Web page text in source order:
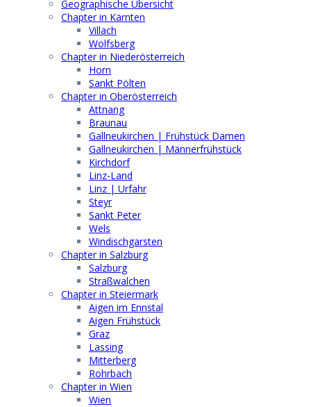
Geographische Übersicht
Chapter in Kärnten
Villach
Wolfsberg
Chapter in Niederösterreich
Horn
Sankt Pölten
Chapter in Oberösterreich
Attnang
Braunau
Gallneukirchen | Frühstück Damen
Gallneukirchen | Männerfrühstück
Kirchdorf
Linz-Land
Linz | Urfahr
Steyr
Sankt Peter
Wels
Windischgarsten
Chapter in Salzburg
Salzburg
Straßwalchen
Chapter in Steiermark
Aigen im Ennstal
Aigen Frühstück
Graz
Lassing
Mitterberg
Rohrbach
Chapter in Wien
Wien